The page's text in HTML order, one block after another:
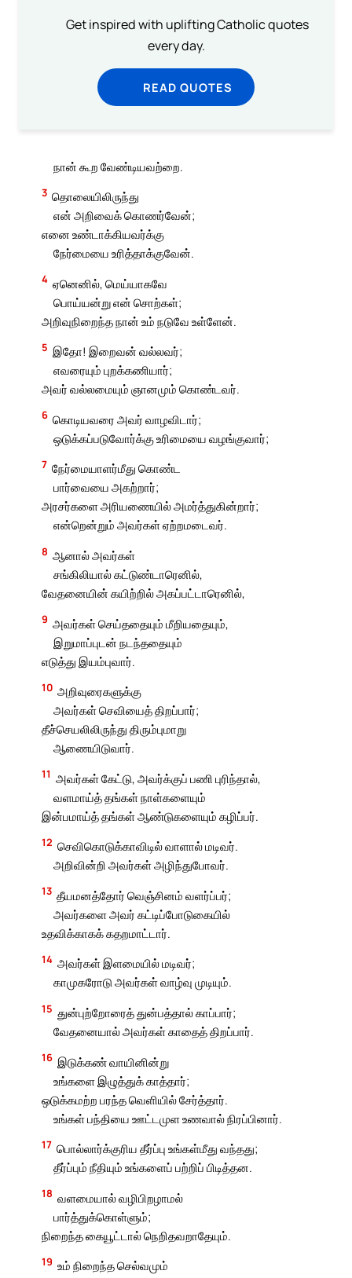
Get inspired with uplifting Catholic quotes
every day.
READ QUOTES
நான் கூற வேண்டியவற்றை.
3 தொலையிலிருந்து
என் அறிவைக் கொணர்வேன்;
எனை உண்டாக்கியவர்க்கு
நேர்மையை உரித்தாக்குவேன்.
4 ஏனெனில், மெய்யாகவே
பொய்யன்று என் சொற்கள்;
அறிவுநிறைந்த நான் உம் நடுவே உள்ளேன்.
5 இதோ! இறைவன் வல்லவர்;
எவரையும் புறக்கணியார்;
அவர் வல்லமையும் ஞானமும் கொண்டவர்.
6 கொடியவரை அவர் வாழவிடார்;
ஒடுக்கப்படுவோர்க்கு உரிமையை வழங்குவார்;
7 நேர்மையாளர்மீது கொண்ட
பார்வையை அகற்றார்;
அரசர்களை அரியணையில் அமர்த்துகின்றார்;
என்றென்றும் அவர்கள் ஏற்றமடைவர்.
8 ஆனால் அவர்கள்
சங்கிலியால் கட்டுண்டாரெனில்,
வேதனையின் கயிற்றில் அகப்பட்டாரெனில்,
9 அவர்கள் செய்ததையும் மீறியதையும்,
இறுமாப்புடன் நடந்ததையும்
எடுத்து இயம்புவார்.
10 அறிவுரைகளுக்கு
அவர்கள் செவியைத் திறப்பார்;
தீச்செயலிலிருந்து திரும்புமாறு
ஆணையிடுவார்.
11 அவர்கள் கேட்டு, அவர்க்குப் பணி புரிந்தால்,
வளமாய்த் தங்கள் நாள்களையும்
இன்பமாய்த் தங்கள் ஆண்டுகளையும் கழிப்பர்.
12 செவிகொடுக்காவிடில் வாளால் மடிவர்.
அறிவின்றி அவர்கள் அழிந்துபோவர்.
13 தீயமனத்தோர் வெஞ்சினம் வளர்ப்பர்;
அவர்களை அவர் கட்டிப்போடுகையில்
உதவிக்காகக் கதறமாட்டார்.
14 அவர்கள் இளமையில் மடிவர்;
காமுகரோடு அவர்கள் வாழ்வு முடியும்.
15 துன்புற்றோரைத் துன்பத்தால் காப்பார்;
வேதனையால் அவர்கள் காதைத் திறப்பார்.
16 இடுக்கண் வாயினின்று
உங்களை இழுத்துக் காத்தார்;
ஒடுக்கமற்ற பரந்த வெளியில் சேர்த்தார்.
உங்கள் பந்தியை ஊட்டமுள உணவால் நிரப்பினார்.
17 பொல்லார்க்குரிய தீர்ப்பு உங்கள்மீது வந்தது;
தீர்ப்பும் நீதியும் உங்களைப் பற்றிப் பிடித்தன.
18 வளமையால் வழிபிறழாமல்
பார்த்துக்கொள்ளும்;
நிறைந்த கையூட்டால் நெறிதவறாதேயும்.
19 உம் நிறைந்த செல்வமும்